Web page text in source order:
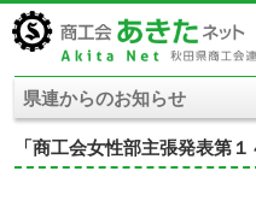
県連からのお知らせ
「商工会女性部主張発表第